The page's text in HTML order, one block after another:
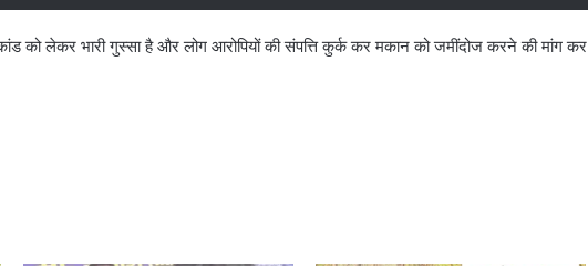
को लेकर भारी गुस्सा है और लोग आरोपियों की संपत्ति कुर्क कर मकान को जमींदोज करने की मांग कर